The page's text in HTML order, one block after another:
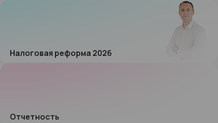
Налоговая реформа 2026
Отчетность